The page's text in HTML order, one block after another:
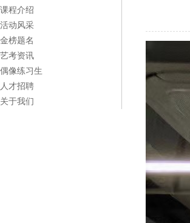
课程介绍
活动风采
金榜题名
艺考资讯
偶像练习生
人才招聘
关于我们